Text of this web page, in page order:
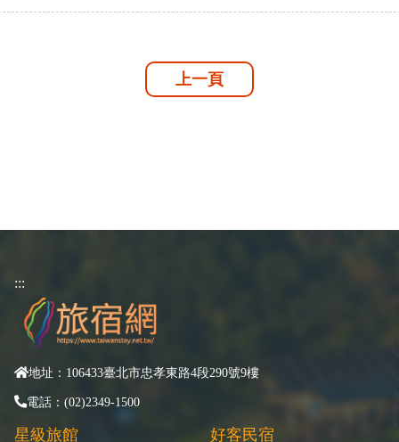
上一頁
:::
地址：106433臺北市忠孝東路4段290號9樓
電話：(02)2349-1500
星級旅館
好客民宿